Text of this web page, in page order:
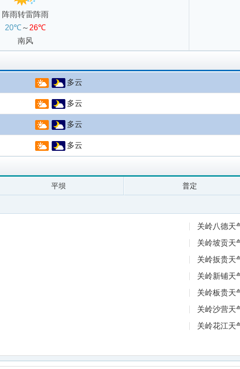
阵雨转雷阵雨
20℃～ 26℃
南风
多云
多云
多云
多云
平坝 普定
关岭八德天
关岭坡贡天
关岭扳贵天
关岭新铺天
关岭板贵天
关岭沙营天
关岭花江天